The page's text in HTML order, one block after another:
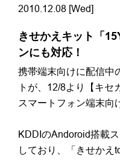
2010.12.08 [Wed]
きせかえキット「
ンにも対応！
携帯端末向けに配信中
トが、12/8より【キセ
スマートフォン端末向
KDDIのAndoroid搭載
しており、「きせか